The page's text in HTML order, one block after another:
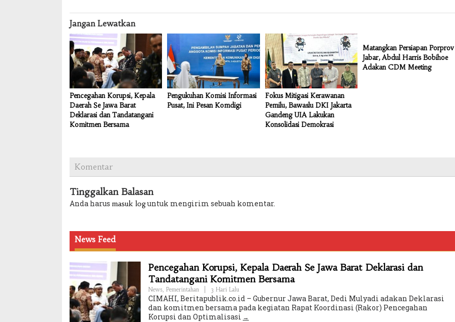
Jangan Lewatkan
Pencegahan Korupsi, Kepala
Daerah Se Jawa Barat
Deklarasi dan Tandatangani
Komitmen Bersama
Pengukuhan Komisi Informasi
Pusat, Ini Pesan Komdigi
Fokus Mitigasi Kerawanan
Pemilu, Bawaslu DKI Jakarta
Gandeng UIA Lakukan
Konsolidasi Demokrasi
Matangkan Persiapan Porprov
Jabar, Abdul Harris Bobihoe
Adakan CDM Meeting
Komentar
Tinggalkan Balasan
Anda harus masuk loguntuk mengirim sebuah komentar.
News Feed
Pencegahan Korupsi, Kepala Daerah Se Jawa Barat Deklarasi dan
Tandatangani Komitmen Bersama
News, Pemerintahan 3 Hari Lalu
CIMAHI, Beritapublik.co.id – Gubernur Jawa Barat, Dedi Mulyadi adakan Deklarasi
dan komitmen bersama pada kegiatan Rapat Koordinasi (Rakor) Pencegahan
Korupsi dan Optimalisasi